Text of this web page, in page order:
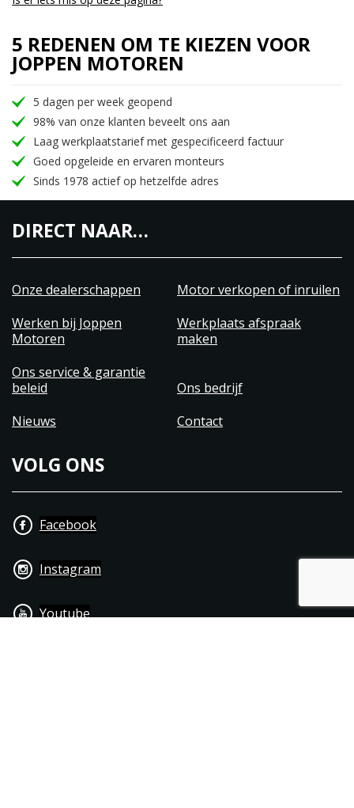
5 REDENEN OM TE KIEZEN VOOR
JOPPEN MOTOREN
5 dagen per week geopend
98% van onze klanten beveelt ons aan
Laag werkplaatstarief met gespecificeerd factuur
Goed opgeleide en ervaren monteurs
Sinds 1978 actief op hetzelfde adres
DIRECT NAAR…
Onze dealerschappen
Motor verkopen of inruilen
Werken bij Joppen
Motoren
Werkplaats afspraak
maken
Ons service & garantie
beleid
Ons bedrijf
Nieuws
Contact
VOLG ONS
Facebook
Instagram
Youtube